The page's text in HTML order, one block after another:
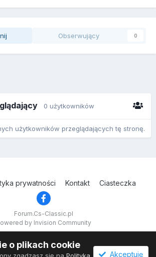
Obserwujący 0
0 użytkowników
użytkowników przeglądających tę stronę.
prywatności Kontakt Ciasteczka
Forum.Cs-Classic.pl
by Invision Community
o plikach cookie
Akceptuję